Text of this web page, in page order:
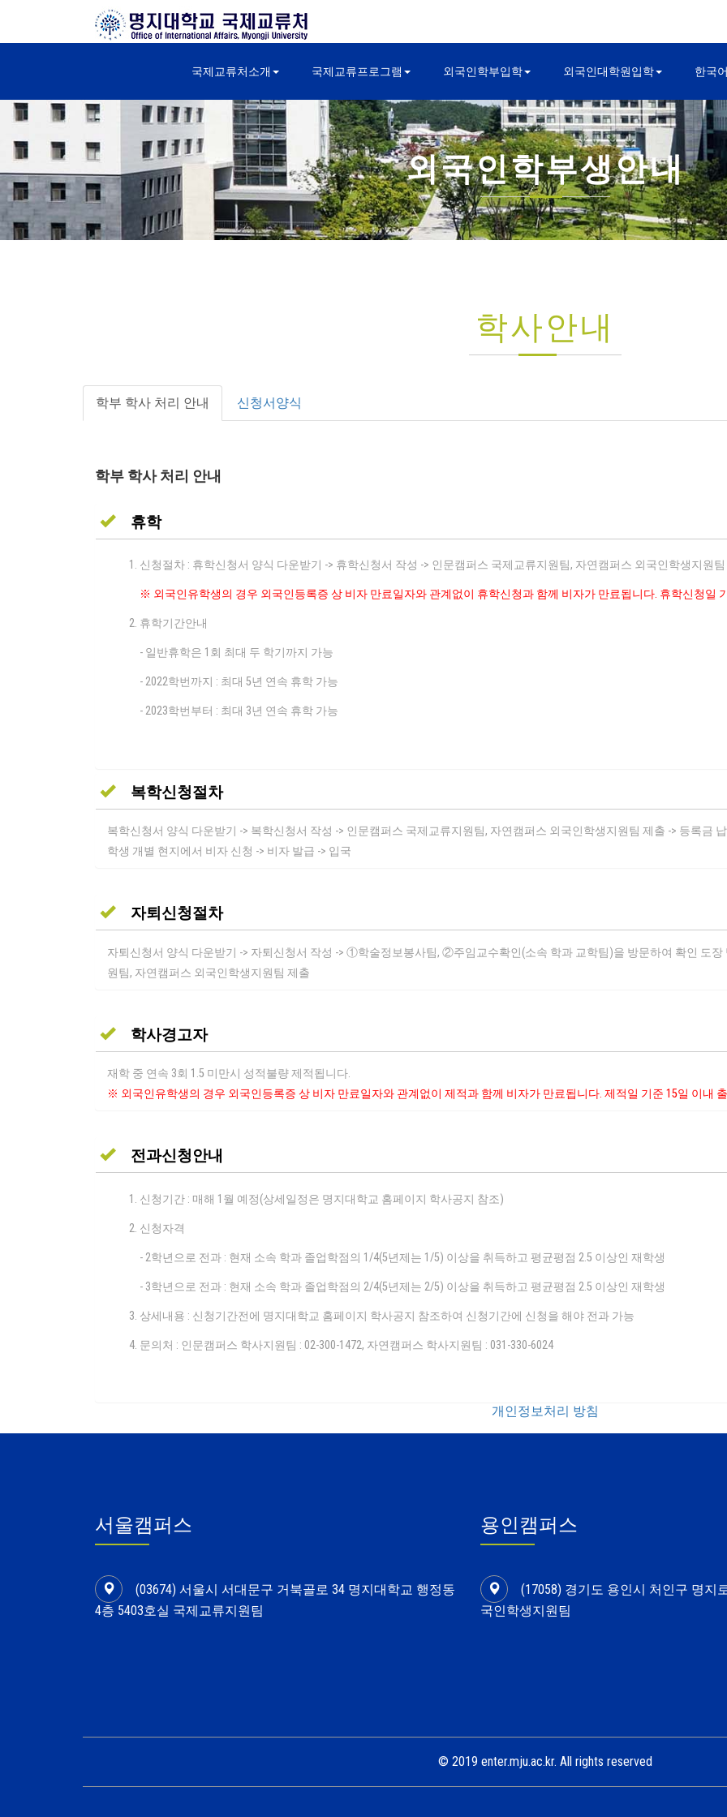
국제교류처소개 국제교류프로그램 외국인학부입학 외국인대학원입학 한국
외국인학부생안내
학사안내
학부 학사 처리 안내 신청서양식
학부 학사 처리 안내
휴학
신청절차 : 휴학신청서 양식 다운받기 -> 휴학신청서 작성 -> 인문캠퍼스 국제교류지원팀, 자연캠퍼스 외국인학생지원
※ 외국인유학생의 경우 외국인등록증 상 비자 만료일자와 관계없이 휴학신청과 함께 비자가 만료됩니다. 휴학신청일
휴학기간안내
- 일반휴학은 1회 최대 두 학기까지 가능
- 2022학번까지 : 최대 5년 연속 휴학 가능
- 2023학번부터 : 최대 3년 연속 휴학 가능
복학신청절차
복학신청서 양식 다운받기 -> 복학신청서 작성 -> 인문캠퍼스 국제교류지원팀, 자연캠퍼스 외국인학생지원팀 제출 -> 등록금
학생 개별 현지에서 비자 신청 -> 비자 발급 -> 입국
자퇴신청절차
자퇴신청서 양식 다운받기 -> 자퇴신청서 작성 -> ①학술정보봉사팀, ②주임교수확인(소속 학과 교학팀)을 방문하여 확인 도
원팀, 자연캠퍼스 외국인학생지원팀 제출
학사경고자
재학 중 연속 3회 1.5 미만시 성적불량 제적됩니다.
※ 외국인유학생의 경우 외국인등록증 상 비자 만료일자와 관계없이 제적과 함께 비자가 만료됩니다. 제적일 기준 15일 이내
전과신청안내
신청기간 : 매해 1월 예정(상세일정은 명지대학교 홈페이지 학사공지 참조)
신청자격
- 2학년으로 전과 : 현재 소속 학과 졸업학점의 1/4(5년제는 1/5) 이상을 취득하고 평균평점 2.5 이상인 재학생
- 3학년으로 전과 : 현재 소속 학과 졸업학점의 2/4(5년제는 2/5) 이상을 취득하고 평균평점 2.5 이상인 재학생
상세내용 : 신청기간전에 명지대학교 홈페이지 학사공지 참조하여 신청기간에 신청을 해야 전과 가능
문의처 : 인문캠퍼스 학사지원팀 : 02-300-1472, 자연캠퍼스 학사지원팀 : 031-330-6024
개인정보처리 방침
서울캠퍼스
(03674) 서울시 서대문구 거북골로 34 명지대학교 행정동
4층 5403호실 국제교류지원팀
용인캠퍼스
(17058) 경기도 용인시 처인구 명지
국인학생지원팀
© 2019 enter.mju.ac.kr. All rights reserved